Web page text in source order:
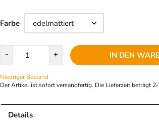
Farbe
Farbe
- + IN DEN
Niedriger Bestand
Der Artikel ist sofort versandfertig. Die Lieferzeit beträgt
Details